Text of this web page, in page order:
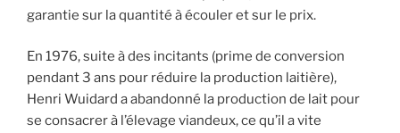
garantie sur la quantité à écouler et sur le prix.
En 1976, suite à des incitants (prime de conversion
pendant 3 ans pour réduire la production laitière),
Henri Wuidard a abandonné la production de lait pour
se consacrer à l’élevage viandeux, ce qu’il a vite